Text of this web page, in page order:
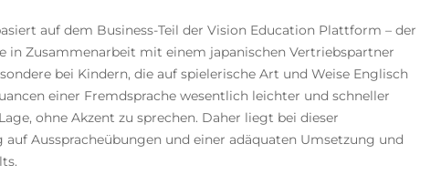
auf dem Business-Teil der Vision Education Plattform – der
in Zusammenarbeit mit einem japanischen Vertriebspartner
bei Kindern, die auf spielerische Art und Weise Englisch
einer Fremdsprache wesentlich leichter und schneller
ohne Akzent zu sprechen. Daher liegt bei dieser
Ausspracheübungen und einer adäquaten Umsetzung und